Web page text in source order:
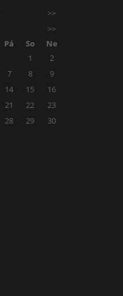
>>
>>
Pá So
Ne
1
2
7 8
9
14 15
16
21 22
23
28 29
30